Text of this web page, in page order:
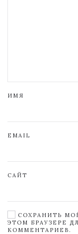
ИМЯ
EMAIL
САЙТ
СОХРАНИТЬ
ЭТОМ БРАУЗЕРЕ
КОММЕНТАРИЕВ.